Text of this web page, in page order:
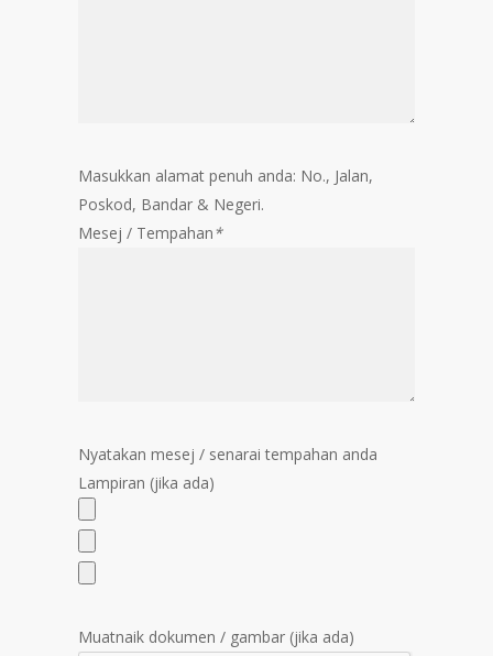
Masukkan alamat penuh anda: No., Jalan,
Poskod, Bandar & Negeri.
Mesej / Tempahan*
Nyatakan mesej / senarai tempahan anda
Lampiran (jika ada)
Muatnaik dokumen / gambar (jika ada)